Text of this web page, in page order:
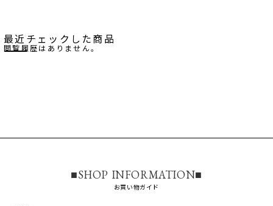
最近チェックした商品
閲覧履歴はありません。
■SHOP INFORMATION■
お買い物ガイド